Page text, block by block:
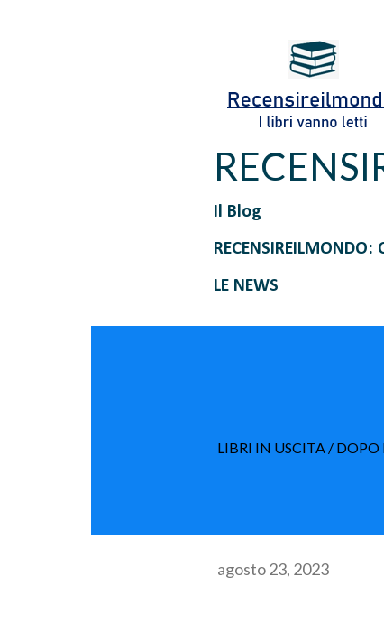
Il Blog
RECENSIREILMONDO:
LE NEWS
LIBRI IN USCITA / DOPO
agosto 23, 2023